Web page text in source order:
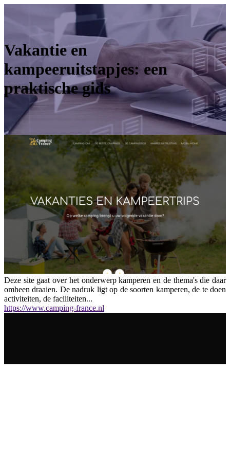
Vakantie en
kampeeruitstapjes: een
praktische gids
Deze site gaat over het onderwerp kamperen en de thema's die daar
omheen draaien. De nadruk ligt op de soorten kamperen, de te doen
activiteiten, de faciliteiten...
https://www.camping-france.nl